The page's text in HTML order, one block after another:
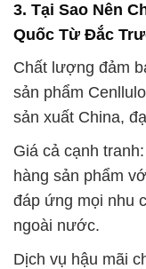
3. Tại Sao Nên
Quốc Từ Đắc
Chất lượng đảm
sản phẩm
sản xuất China,
Giá cả cạnh
hàng sản phẩm
đáp ứng mọi nhu
ngoài nước.
Dịch vụ hậu mãi